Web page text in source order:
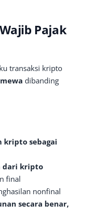
Pajak
transaksi kripto
dibanding
kripto sebagai
dari kripto
final
nonfinal
secara benar,